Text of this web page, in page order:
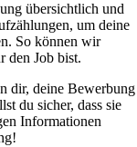
übersichtlich und
um deine
So können wir
den Job bist.
dir, deine Bewerbung
du sicher, dass sie
Informationen